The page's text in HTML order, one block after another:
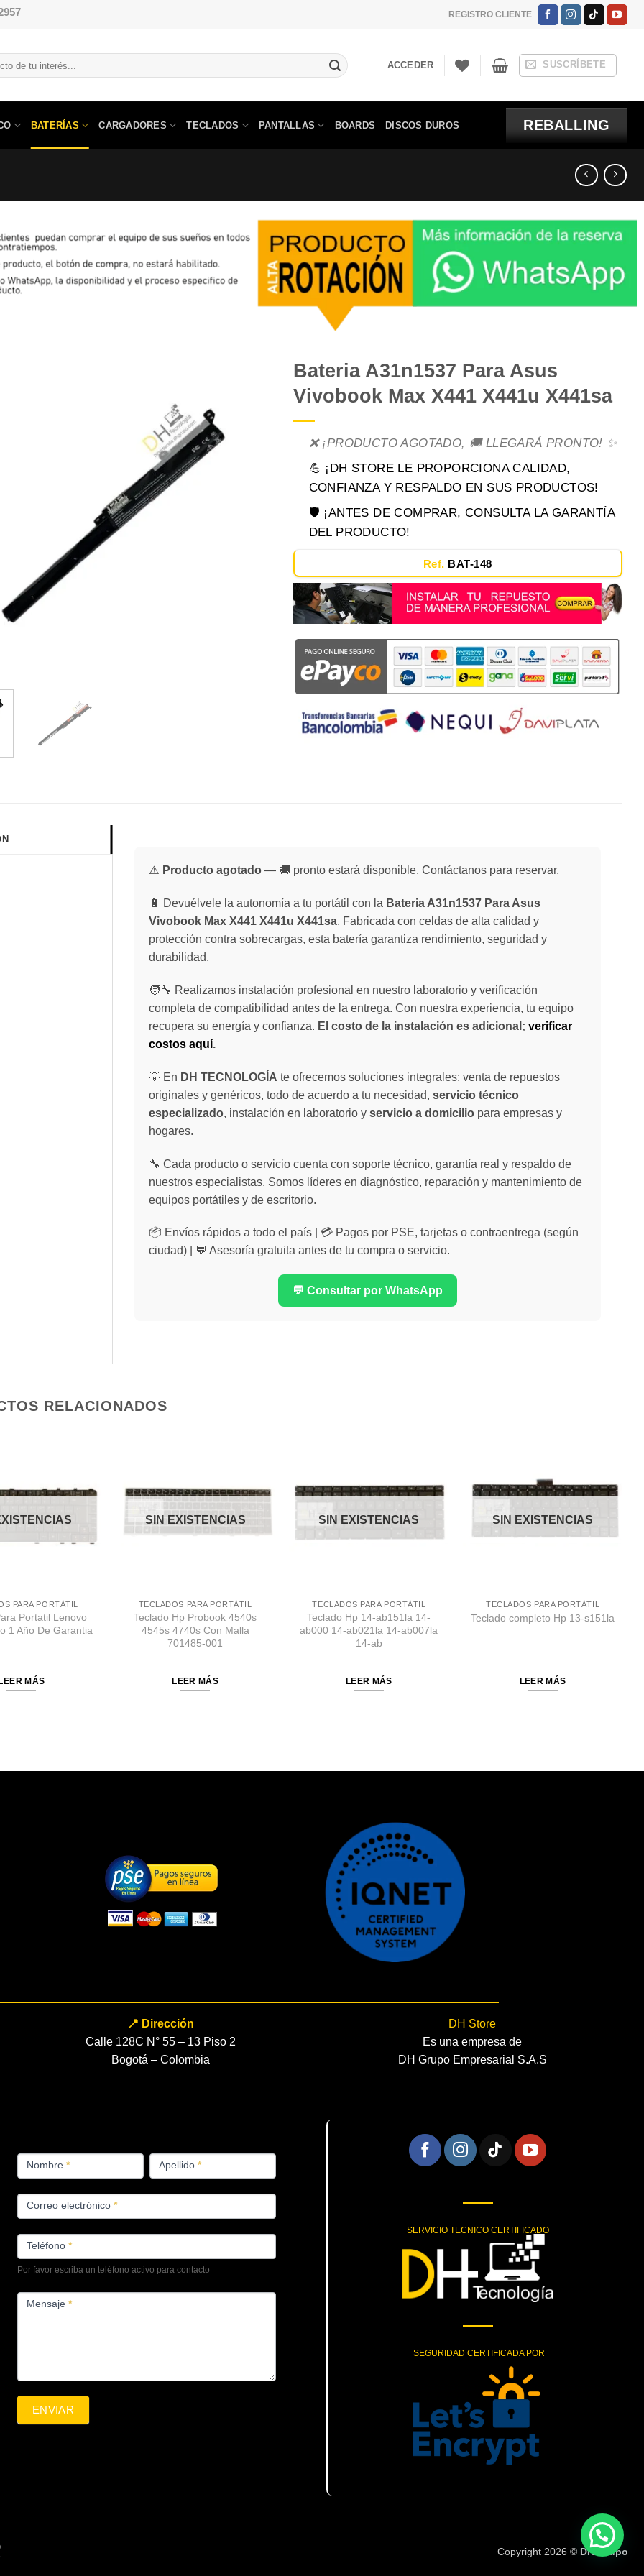
REGISTRO CLIENTE
ACCEDER SUSCRÍBETE
BATERÍAS CARGADORES TECLADOS PANTALLAS BOARDS DISCOS DUROS REBALLING
Bateria A31n1537 Para Asus
Vivobook Max X441 X441u X441sa
❌ ¡PRODUCTO AGOTADO, 🚚 LLEGARÁ PRONTO! ✨
💪 ¡DH STORE LE PROPORCIONA CALIDAD,
CONFIANZA Y RESPALDO EN SUS PRODUCTOS!
🛡️ ¡ANTES DE COMPRAR, CONSULTA LA GARANTÍA
DEL PRODUCTO!
Ref. BAT-148
⚠️ Producto agotado— 🚚 pronto estará disponible. Contáctanos para reservar.
🔋 Devuélvele la autonomía a tu portátil con la Bateria A31n1537 Para Asus
Vivobook Max X441 X441u X441sa. Fabricada con celdas de alta calidad y
protección contra sobrecargas, esta batería garantiza rendimiento, seguridad y
durabilidad.
🧑‍🔧 Realizamos instalación profesional en nuestro laboratorio y verificación
completa de compatibilidad antes de la entrega. Con nuestra experiencia, tu equipo
recupera su energía y confianza. El costo de la instalación es adicional; verificar
costos aquí.
💡 En DH TECNOLOGÍA te ofrecemos soluciones integrales: venta de repuestos
originales y genéricos, todo de acuerdo a tu necesidad, servicio técnico
especializado, instalación en laboratorio y servicio a domiciliopara empresas y
hogares.
🔧 Cada producto o servicio cuenta con soporte técnico, garantía real y respaldo de
nuestros especialistas. Somos líderes en diagnóstico, reparación y mantenimiento de
equipos portátiles y de escritorio.
📦 Envíos rápidos a todo el país | 💳 Pagos por PSE, tarjetas o contraentrega (según
ciudad) | 💬 Asesoría gratuita antes de tu compra o servicio.
💬 Consultar por WhatsApp
RELACIONADOS
PARA PORTÁTIL
Portatil Lenovo
1 Año De Garantia
LEER MÁS
SIN EXISTENCIAS
TECLADOS PARA PORTÁTIL
Teclado Hp Probook 4540s
4545s 4740s Con Malla
701485-001
LEER MÁS
SIN EXISTENCIAS
TECLADOS PARA PORTÁTIL
Teclado Hp 14-ab151la 14-
ab000 14-ab021la 14-ab007la
14-ab
LEER MÁS
Despues
SIN EXISTENCIAS
TECLADOS PARA PORTÁTIL
Teclado completo Hp 13-s151la
LEER MÁS
📍 Dirección
Calle 128C N° 55 – 13 Piso 2
Bogotá – Colombia
DH Store
Es una empresa de
DH Grupo Empresarial S.A.S
PRODUCTOS
Nombre * Apellido *
Correo electrónico *
Teléfono *
Por favor escriba un teléfono activo para contacto
Mensaje *
ENVIAR
SERVICIO TECNICO CERTIFICADO
SEGURIDAD CERTIFICADA POR
Copyright 2026 © DH Grupo